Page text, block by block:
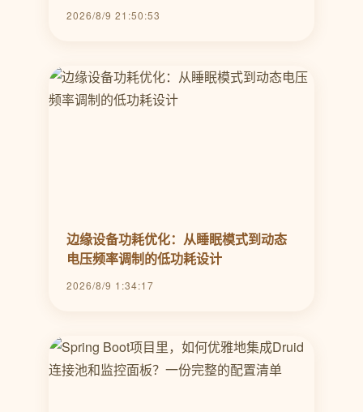
2026/8/9 21:50:53
边缘设备功耗优化：从睡眠模式到动态
电压频率调制的低功耗设计
2026/8/9 1:34:17